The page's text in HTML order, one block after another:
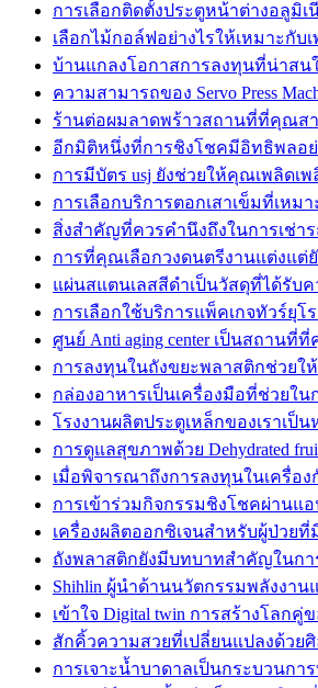
การเลือกติดตั้งประตูหน้าต่างอลูมิเ
เลือกไม้กอล์ฟอย่างไรให้เหมาะกับ
บ้านแกลงโอกาสการลงทุนที่น่าสน
ความสามารถของ Servo Press
ร้านต่อผมลาดพร้าวสถานที่ที่คุณสา
อีกมิติหนึ่งที่การชิงโชคมีอิทธิพลอ
การมีบัตร usj ยังช่วยให้คุณเพลิดเ
การเลือกบริการตอกเสาเข็มที่เหมา
สิ่งสำคัญที่ควรคำนึงถึงในการเช่า
การที่คุณเลือกวงดนตรีงานแต่งแต่
แผ่นสแตนเลสสีดำเป็นวัสดุที่ได้รับ
การเลือกใช้บริการแพ็คเกจทัวร์ยุโ
ศูนย์ Anti aging center เป็นสถาน
การลงทุนในถังขยะพลาสติกช่วยใ
กล่องอาหารเป็นเครื่องมือที่ช่วยใ
โรงงานผลิตประตูเหล็กของเราเป็
การดูแลสุขภาพด้วย Dehydrated
เมื่อพิจารณาถึงการลงทุนในเครื่อง
การเข้าร่วมกิจกรรมชิงโชคผ่านแ
เครื่องผลิตออกซิเจนสำหรับผู้ป่วย
ถังพลาสติกยังมีบทบาทสำคัญในกา
Shihlin ผู้นำด้านนวัตกรรมพลังงาน
เข้าใจ Digital twin การสร้างโลก
สักคิ้วความสวยที่เปลี่ยนแปลงด้วยศิ
การเจาะน้ำบาดาลเป็นกระบวนกา